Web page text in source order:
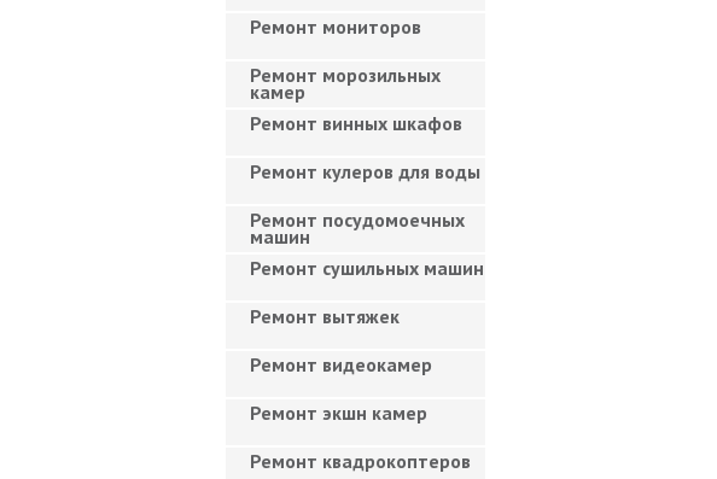
Ремонт мониторов
Ремонт морозильных
камер
Ремонт винных шкафов
Ремонт кулеров для воды
Ремонт посудомоечных
машин
Ремонт сушильных машин
Ремонт вытяжек
Ремонт видеокамер
Ремонт экшн камер
Ремонт квадрокоптеров